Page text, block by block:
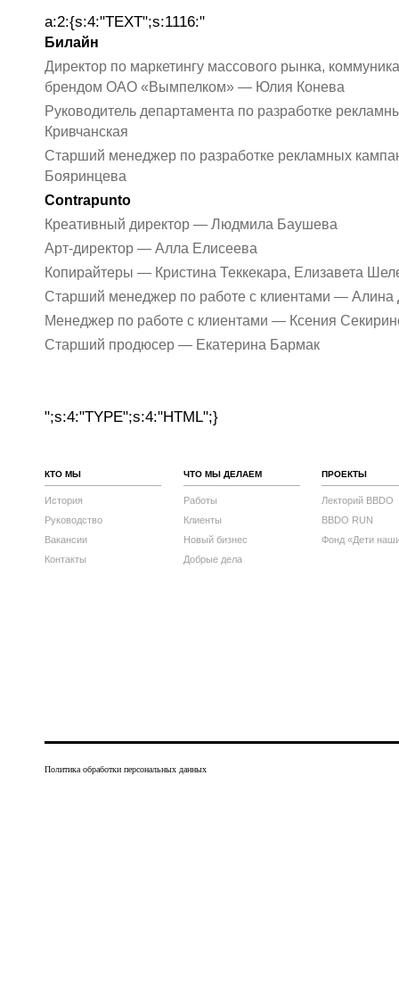
a:2:{s:4:"TEXT";s:1116:"
Билайн
Директор по маркетингу массового рынка,
брендом ОАО «Вымпелком» — Юлия Конева
Руководитель департамента по разработке
Кривчанская
Старший менеджер по разработке рекламных
Бояринцева
Contrapunto
Креативный директор — Людмила Баушева
Арт-директор — Алла Елисеева
Копирайтеры — Кристина Теккекара, Елизавета
Старший менеджер по работе с клиентами — Алина
Менеджер по работе с клиентами — Ксения
Старший продюсер — Екатерина Бармак
";s:4:"TYPE";s:4:"HTML";}
КТО МЫ
История
Руководство
Вакансии
Контакты
ЧТО МЫ ДЕЛАЕМ
Работы
Клиенты
Новый бизнес
Добрые дела
ПРОЕКТЫ
Лекторий BBDO
BBDO RUN
Фонд «Дети
Политика обработки персональных данных